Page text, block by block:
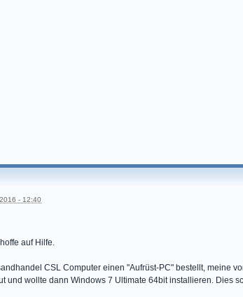
- 12:40
auf Hilfe.
CSL Computer einen "Aufrüst-PC" bestellt, meine
und wollte dann Windows 7 Ultimate 64bit installieren. Dies